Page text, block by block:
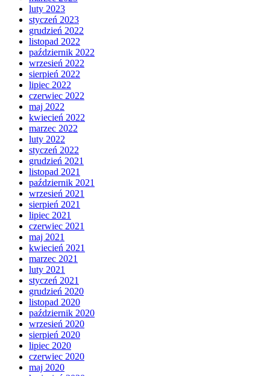
luty 2023
styczeń 2023
grudzień 2022
listopad 2022
październik 2022
wrzesień 2022
sierpień 2022
lipiec 2022
czerwiec 2022
maj 2022
kwiecień 2022
marzec 2022
luty 2022
styczeń 2022
grudzień 2021
listopad 2021
październik 2021
wrzesień 2021
sierpień 2021
lipiec 2021
czerwiec 2021
maj 2021
kwiecień 2021
marzec 2021
luty 2021
styczeń 2021
grudzień 2020
listopad 2020
październik 2020
wrzesień 2020
sierpień 2020
lipiec 2020
czerwiec 2020
maj 2020